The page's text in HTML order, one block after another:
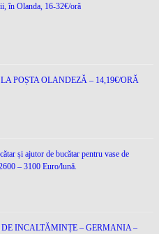
în Olanda, 16-32€/oră
POȘTA OLANDEZĂ – 14,19€/ORĂ
și ajutor de bucătar pentru vase de
– 3100 Euro/lună.
INCALTĂMINȚE – GERMANIA –